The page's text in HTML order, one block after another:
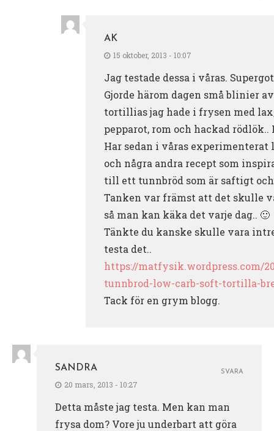
AK
15 oktober, 2013 - 10:07
Jag testade dessa i våras.
Gjorde härom dagen små blinier
tortillias jag hade i frysen med
pepparot, rom och hackad rödlök..
Har sedan i våras experimenterat
och några andra recept som
till ett tunnbröd som är saftigt
Tanken var främst att det skulle
så man kan käka det varje dag.. 🙂
Tänkte du kanske skulle vara
testa det..
https://matfysik.wordpress.com/
tunnbrod-low-carb-soft-tortilla-
Tack för en grym blogg.
SANDRA
20 mars, 2013 - 10:27
Detta måste jag testa. Men kan man
frysa dom? Vore ju underbart att göra
SVARA